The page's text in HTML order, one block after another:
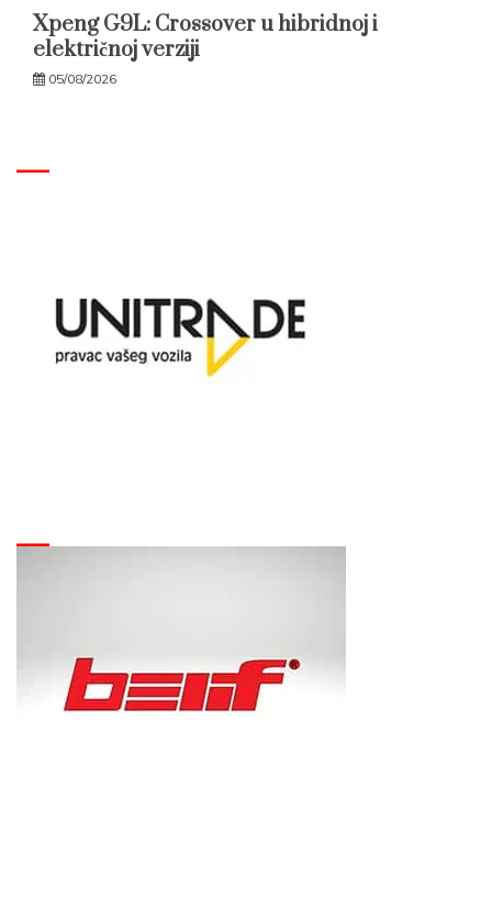
Xpeng G9L: Crossover u hibridnoj i
električnoj verziji
05/08/2026